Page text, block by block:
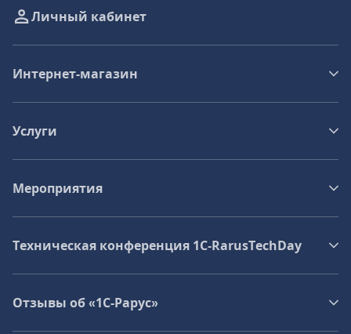
Личный кабинет
Интернет-магазин
Услуги
Мероприятия
Техническая конференция 1C‑RarusTechDay
Отзывы об «1С-Рарус»